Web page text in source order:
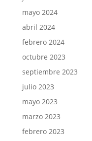
mayo 2024
abril 2024
febrero 2024
octubre 2023
septiembre 2023
julio 2023
mayo 2023
marzo 2023
febrero 2023